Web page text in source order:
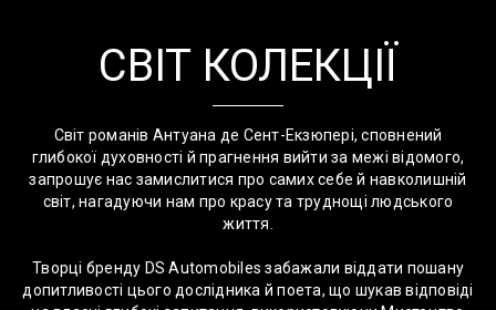
СВІТ КОЛЕКЦІЇ
Світ романів Антуана де Сент-Екзюпері, сповнений
глибокої духовності й прагнення вийти за межі відомого,
запрошує нас замислитися про самих себе й навколишній
світ, нагадуючи нам про красу та труднощі людського
життя.
Творці бренду DS Automobiles забажали віддати пошану
допитливості цього дослідника й поета, що шукав відповіді